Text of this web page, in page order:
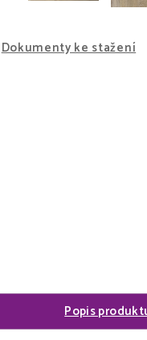
Dokumenty ke stažení
Popis